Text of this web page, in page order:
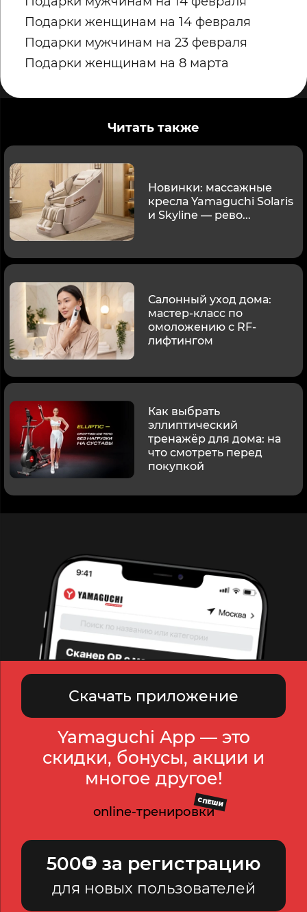
Подарки женщинам на 14 февраля
Подарки мужчинам на 23 февраля
Подарки женщинам на 8 марта
Читать также
Новинки: массажные
кресла Yamaguchi Solaris
и Skyline — рево...
Салонный уход дома:
мастер-класс по
омоложению с RF-
лифтингом
Как выбрать
эллиптический
тренажёр для дома: на
что смотреть перед
покупкой
Скачать приложение
Yamaguchi App — это
скидки, бонусы, акции и
многое другое!
online-тренировки
СПЕШИ
500 за регистрацию
для новых пользователей